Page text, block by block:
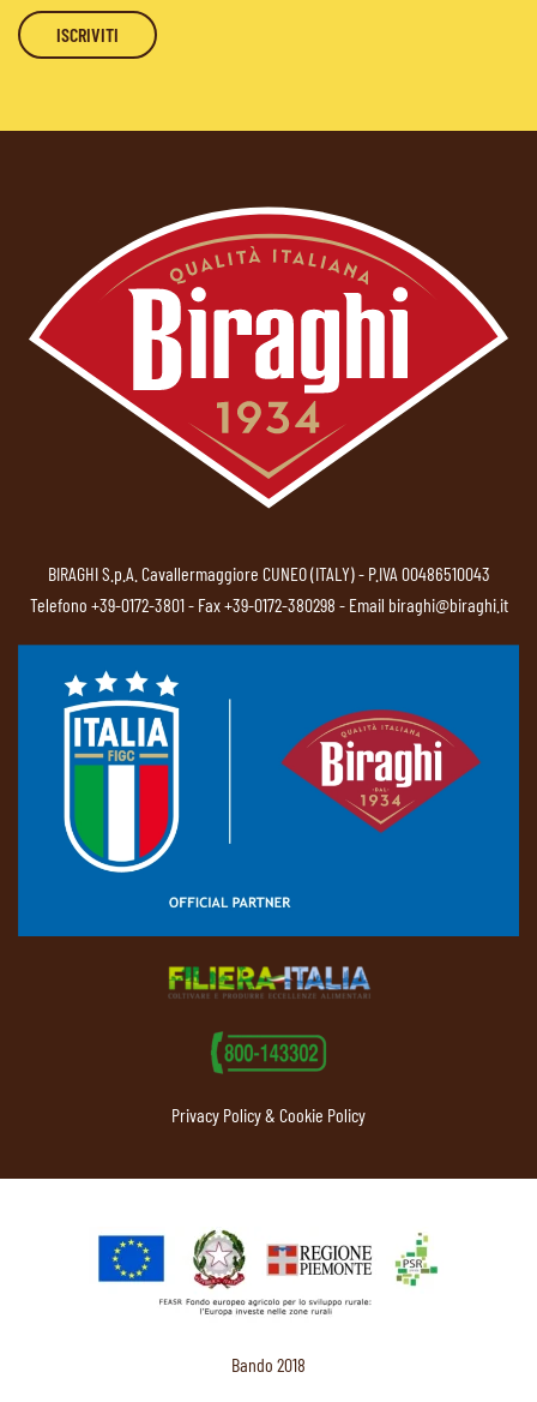
BIRAGHI S.p.A. Cavallermaggiore CUNEO (ITALY) - P.IVA 00486510043
Telefono +39-0172-3801- Fax +39-0172-380298 - Email biraghi@biraghi.it
Privacy Policy & Cookie Policy
Bando 2018